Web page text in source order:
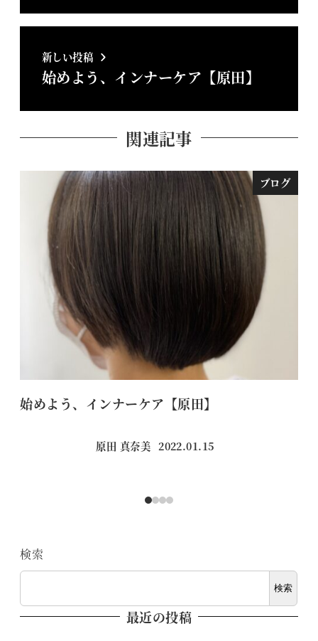
新しい投稿
始めよう、インナーケア【原田】
関連記事
ブログ
始めよう、インナーケア【原田】
原田 真奈美 投稿日
2022.01.15
検索
検索
最近の投稿